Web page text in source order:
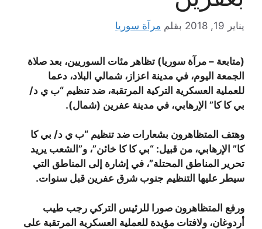
يناير 19, 2018 بقلم مرآة سوريا
(متابعة – مرآة سوريا) تظاهر مئات السوريين، بعد صلاة
الجمعة اليوم، في مدينة اعزاز، شمالي البلاد، دعما
للعملية العسكرية التركية المرتقبة، ضد تنظيم “ب ي د/
بي كا كا” الإرهابي، في مدينة عفرين (شمال).
وهتف المتظاهرون بشعارات ضد تنظيم “ب ي د/ بي كا
كا” الإرهابي، من قبيل: “بي كا كا خائن”، و”الشعب يريد
تحرير المناطق المحتلة”، في إشارة إلى المناطق التي
سيطر عليها التنظيم جنوب شرق عفرين قبل سنوات.
ورفع المتظاهرون صورا للرئيس التركي رجب طيب
أردوغان، ولافتات مؤيدة للعملية العسكرية المرتقبة على